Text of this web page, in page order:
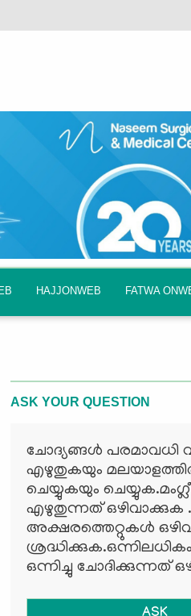
HAJJONWEB FATWA
ASK YOUR QUESTION
ചോദ്യങ്ങള്‍ പരമാവധി
എഴുതുകയും
ചെയ്യുകയും
എഴുതുന്നത് ഒഴിവാക്കുക .
അക്ഷരത്തെറ്റുകള്‍
ഒന്നിച്ചു ചോദിക്കുന്നത്